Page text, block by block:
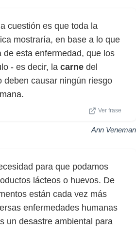
cuestión es que toda la
mostraría, en base a lo que
de esta enfermedad, que los
- es decir, la carne del
deben causar ningún riesgo
Ver frase
Ann Veneman
para que podamos
lácteos o huevos. De
están cada vez más
enfermedades humanas
un desastre ambiental para